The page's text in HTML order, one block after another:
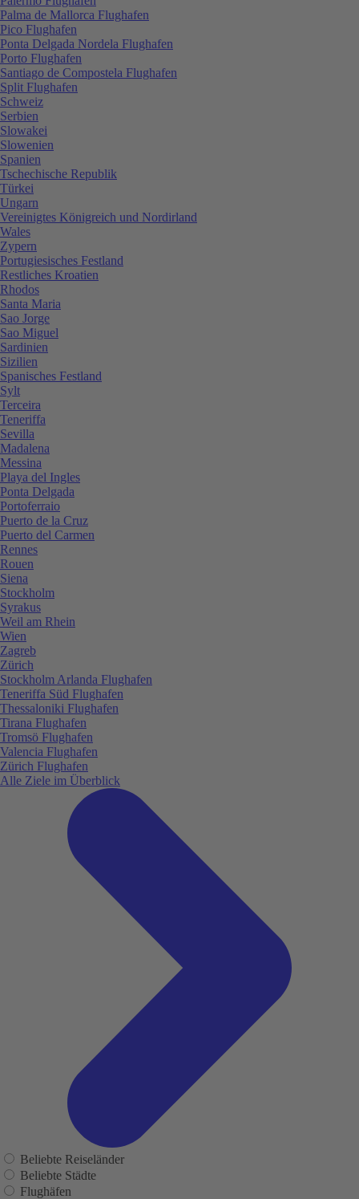
Palma de Mallorca Flughafen
Pico Flughafen
Ponta Delgada Nordela Flughafen
Porto Flughafen
Santiago de Compostela Flughafen
Split Flughafen
Schweiz
Serbien
Slowakei
Slowenien
Spanien
Tschechische Republik
Türkei
Ungarn
Vereinigtes Königreich und Nordirland
Wales
Zypern
Portugiesisches Festland
Restliches Kroatien
Rhodos
Santa Maria
Sao Jorge
Sao Miguel
Sardinien
Sizilien
Spanisches Festland
Sylt
Terceira
Teneriffa
Sevilla
Madalena
Messina
Playa del Ingles
Ponta Delgada
Portoferraio
Puerto de la Cruz
Puerto del Carmen
Rennes
Rouen
Siena
Stockholm
Syrakus
Weil am Rhein
Wien
Zagreb
Zürich
Stockholm Arlanda Flughafen
Teneriffa Süd Flughafen
Thessaloniki Flughafen
Tirana Flughafen
Tromsö Flughafen
Valencia Flughafen
Zürich Flughafen
Alle Ziele im Überblick
Beliebte Reiseländer
Beliebte Städte
Flughäfen